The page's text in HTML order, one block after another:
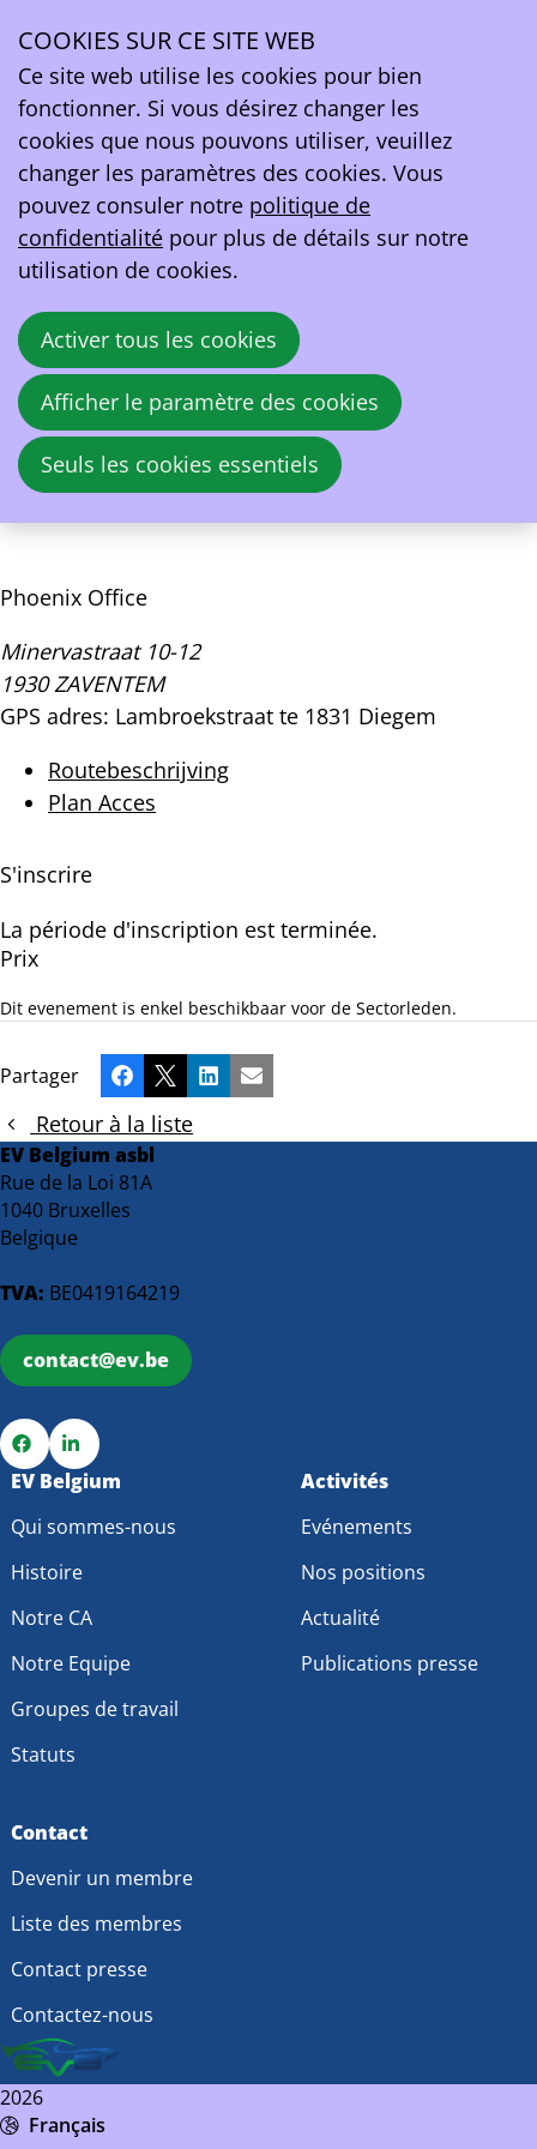
innovatiesessie: vehicle to grid
jeu.
28
avr.
2022
12:00 - 16:00 Phoenix Office
EV Belgium 1ste innovatiesessie: vehicle to
grid
Opdonderdag 28 april organiseren we een
1steinnovatiesessie, met meerdere
sprekers uit de sector.
À proposLieuS'inscrire
Phoenix Office
Minervastraat 10-12
1930 ZAVENTEM
GPS adres: Lambroekstraat te 1831 Diegem
Routebeschrijving
Plan Acces
S'inscrire
La période d'inscription est terminée.
Prix
Dit evenement is enkel beschikbaar voor de Sectorleden.
Partager Facebook
X LinkedInEmail
Retour à la liste
EV Belgium asbl
Rue de la Loi 81A
1040 Bruxelles
Belgique
TVA: BE0419164219
contact@ev.be
Go
Facebook
Go
LinkedIn
EV Belgium
Qui sommes-nous
Histoire
Notre CA
Notre Equipe
Groupes de travail
Statuts
Activités
Evénements
Nos positions
Actualité
Publications presse
Contact
Devenir un membre
Liste des membres
Contact presse
Contactez-nous
2026
Français
COOKIES SUR CE SITE WEB
Ce site web utilise les cookies pour bien
fonctionner. Si vous désirez changer les
cookies que nous pouvons utiliser, veuillez
changer les paramètres des cookies. Vous
pouvez consuler notre politique de
confidentialité pour plus de détails sur notre
utilisation de cookies.
Activer tous les cookies
Afficher le paramètre des cookies
Seuls les cookies essentiels